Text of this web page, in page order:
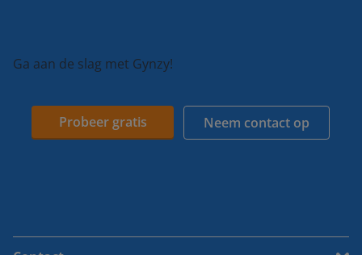
Ga aan de slag met Gynzy!
Probeer gratis Neem contact op